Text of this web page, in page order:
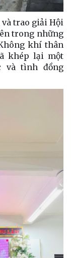
trao giải Hội
trong những
khí thân
khép lại một
và tình đồng